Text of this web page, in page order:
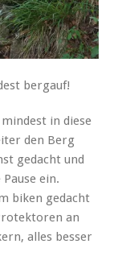
bergauf!
in diese
den Berg
gedacht und
ein.
biken gedacht
an
alles besser